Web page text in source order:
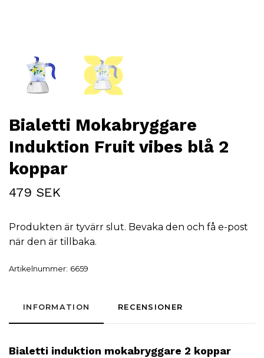
Bialetti Mokabryggare
Induktion Fruit vibes blå 2
koppar
479 SEK
Produkten är tyvärr slut. Bevaka den och få e-post
när den är tillbaka.
Artikelnummer: 6659
INFORMATION RECENSIONER
Bialetti induktion mokabryggare 2 koppar